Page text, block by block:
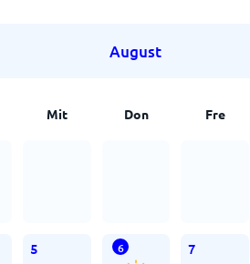
August
Mit Don Fre
5 6 7